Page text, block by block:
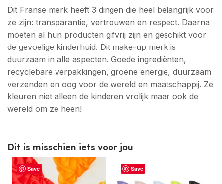
Dit Franse merk heeft 3 dingen die heel belangrijk voor
ze zijn: transparantie, vertrouwen en respect. Daarna
moeten al hun producten gifvrij zijn en geschikt voor
de gevoelige kinderhuid. Dit make-up merk is
duurzaam in alle aspecten. Goede ingrediënten,
recyclebare verpakkingen, groene energie, duurzaam
verzenden en oog voor de wereld en maatschappij. Ze
kleuren niet alleen de kinderen vrolijk maar ook de
wereld om ze heen!
Dit is misschien iets voor jou
Save Save